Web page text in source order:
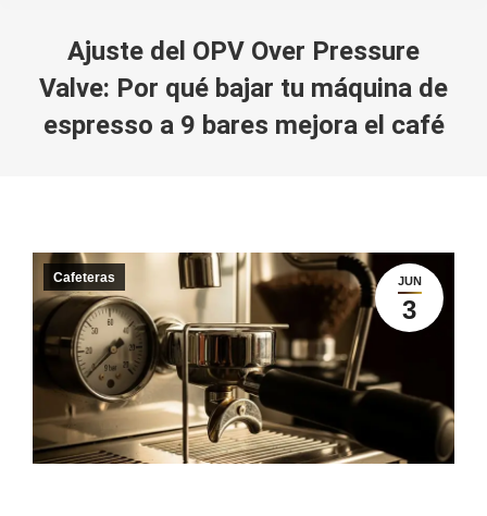
Ajuste del OPV Over Pressure
Valve: Por qué bajar tu máquina de
espresso a 9 bares mejora el café
JUN
3
Cafeteras